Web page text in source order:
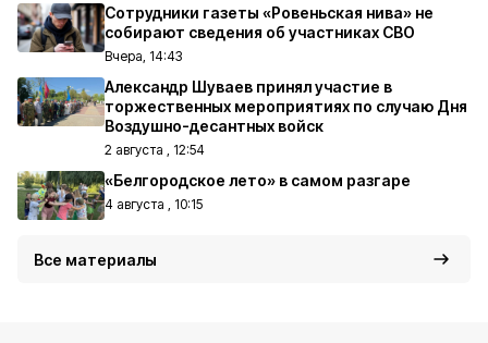
Сотрудники газеты «Ровеньская нива» не
собирают сведения об участниках СВО
Вчера, 14:43
Александр Шуваев принял участие в
торжественных мероприятиях по случаю Дня
Воздушно-десантных войск
2 августа , 12:54
«Белгородское лето» в самом разгаре
4 августа , 10:15
Все материалы